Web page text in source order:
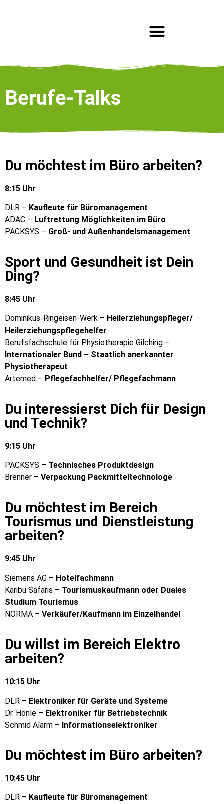
Berufe-Talks
Du möchtest im Büro arbeiten?
8:15 Uhr
DLR – Kaufleute für Büromanagement
ADAC – Luftrettung Möglichkeiten im Büro
PACKSYS – Groß- und Außenhandelsmanagement
Sport und Gesundheit ist Dein
Ding?
8:45 Uhr
Dominikus-Ringeisen-Werk – Heilerziehungspfleger/
Heilerziehungspflegehelfer
Berufsfachschule für Physiotherapie Gilching –
Internationaler Bund – Staatlich anerkannter
Physiotherapeut
Artemed – Pflegefachhelfer/ Pflegefachmann
Du interessierst Dich für Design
und Technik?
9:15 Uhr
PACKSYS – Technisches Produktdesign
Brenner – Verpackung Packmitteltechnologe
Du möchtest im Bereich
Tourismus und Dienstleistung
arbeiten?
9:45 Uhr
Siemens AG – Hotelfachmann
Karibu Safaris – Tourismuskaufmann oder Duales
Studium Tourismus
NORMA – Verkäufer/Kaufmann im Einzelhandel
Du willst im Bereich Elektro
arbeiten?
10:15 Uhr
DLR – Elektroniker für Geräte und Systeme
Dr. Hönle – Elektroniker für Betriebstechnik
Schmid Alarm – Informationselektroniker
Du möchtest im Büro arbeiten?
10:45 Uhr
DLR – Kaufleute für Büromanagement